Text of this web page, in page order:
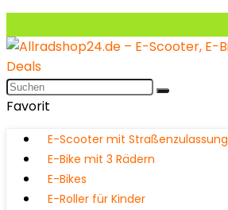
Favorit
E-Scooter mit Straßenzulassung
E-Bike mit 3 Rädern
E-Bikes
E-Roller für Kinder